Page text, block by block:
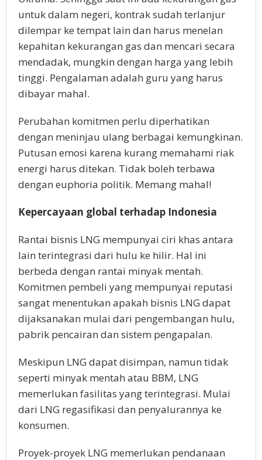
untuk dalam negeri, kontrak sudah terlanjur
dilempar ke tempat lain dan harus menelan
kepahitan kekurangan gas dan mencari secara
mendadak, mungkin dengan harga yang lebih
tinggi. Pengalaman adalah guru yang harus
dibayar mahal.
Perubahan komitmen perlu diperhatikan
dengan meninjau ulang berbagai kemungkinan.
Putusan emosi karena kurang memahami riak
energi harus ditekan. Tidak boleh terbawa
dengan euphoria politik. Memang mahal!
Kepercayaan global terhadap Indonesia
Rantai bisnis LNG mempunyai ciri khas antara
lain terintegrasi dari hulu ke hilir. Hal ini
berbeda dengan rantai minyak mentah.
Komitmen pembeli yang mempunyai reputasi
sangat menentukan apakah bisnis LNG dapat
dijaksanakan mulai dari pengembangan hulu,
pabrik pencairan dan sistem pengapalan.
Meskipun LNG dapat disimpan, namun tidak
seperti minyak mentah atau BBM, LNG
memerlukan fasilitas yang terintegrasi. Mulai
dari LNG regasifikasi dan penyalurannya ke
konsumen.
Proyek-proyek LNG memerlukan pendanaan